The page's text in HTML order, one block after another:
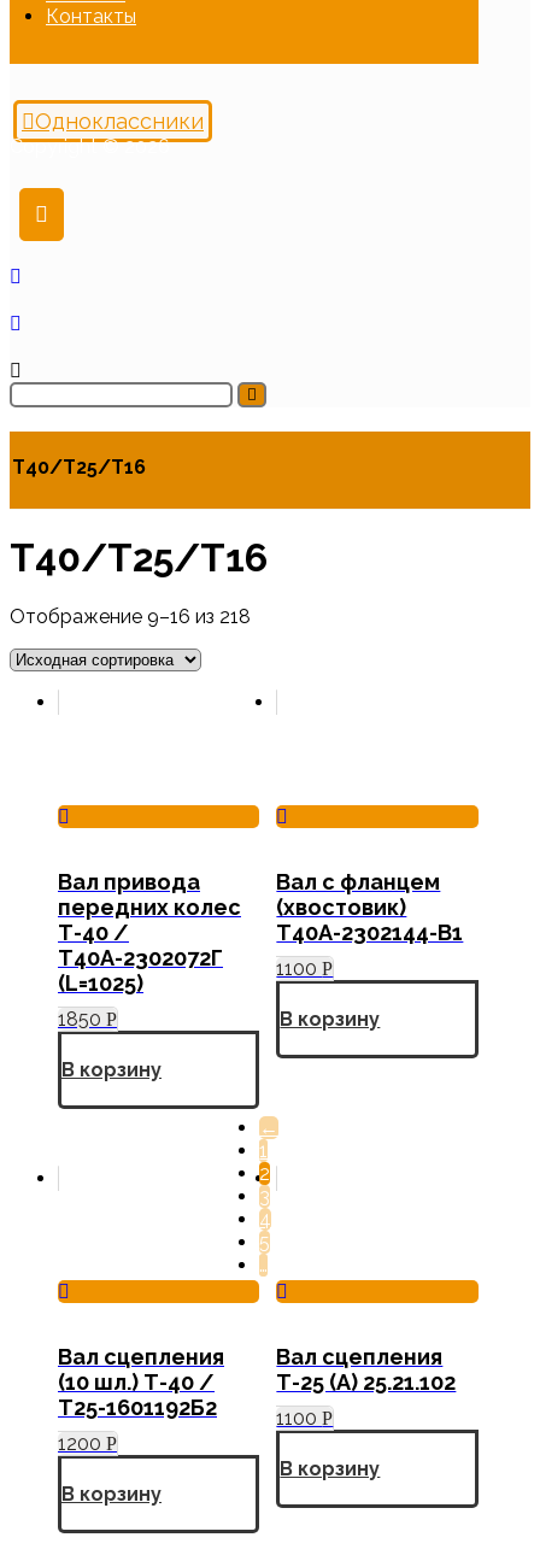
Контакты
Одноклассники
Copyright © 2026
Т40/Т25/Т16
Т40/Т25/Т16
Отображение 9–16 из 218
Вал привода
передних колес
Т-40 /
Т40А-2302072Г
(L=1025)
1850 Р
В корзину
Вал с фланцем
(хвостовик)
Т40А-2302144-В1
1100Р
В корзину
Вал сцепления
(10 шл.) Т-40 /
Т25-1601192Б2
1200 Р
В корзину
Вал сцепления
Т-25 (А) 25.21.102
1100Р
В корзину
←
1
2
3
4
5
…